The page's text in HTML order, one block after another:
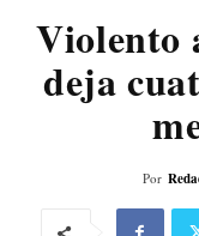
Violento
deja
Por